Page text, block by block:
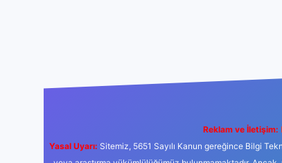
Reklam ve İletişim:
Yasal Uyarı: Sitemiz, 5651 Sayılı Kanun gereğince Bilgi